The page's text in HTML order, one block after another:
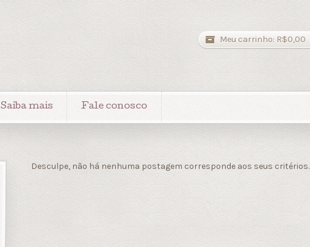
Meu carrinho: R$0,00
Saiba mais Fale conosco
Desculpe, não há nenhuma postagem corresponde aos seus critérios.